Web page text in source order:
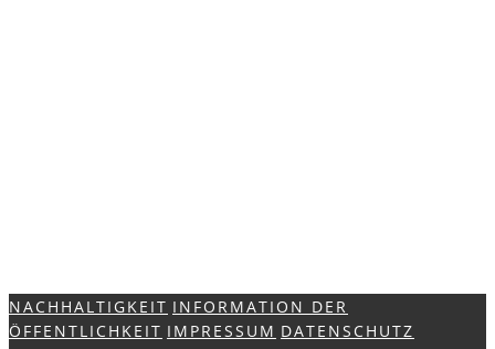
NACHHALTIGKEIT INFORMATION DER
ÖFFENTLICHKEIT IMPRESSUM DATENSCHUTZ